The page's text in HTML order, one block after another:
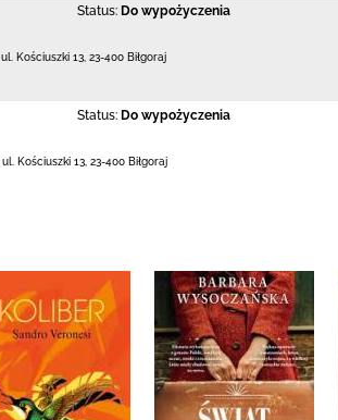
Status: Do wypożyczenia
ul. Kościuszki 13 23-400 Biłgoraj
Status: Do wypożyczenia
ul. Kościuszki 13 23-400 Biłgoraj